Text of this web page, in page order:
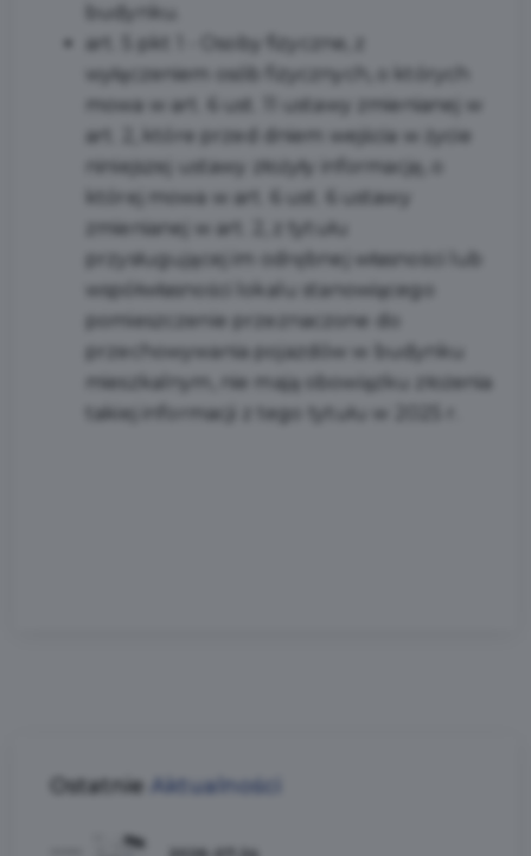
art. 5 pkt 1 - Osoby fizyczne, z
wyłączeniem osób fizycznych, o których
mowa w art. 6 ust. 11 ustawy zmienianej w
art. 2, które przed dniem wejścia w życie
niniejszej ustawy złożyły informację, o
której mowa w art. 6 ust. 6 ustawy
zmienianej w art. 2, z tytułu
przysługującej im odrębnej własności lub
współwłasności lokalu stanowiącego
pomieszczenie przeznaczone do
przechowywania pojazdów w budynku
mieszkalnym, nie mają obowiązku złożenia
takiej informacji z tego tytułu w 2025 r.
Ostatnie Aktualności